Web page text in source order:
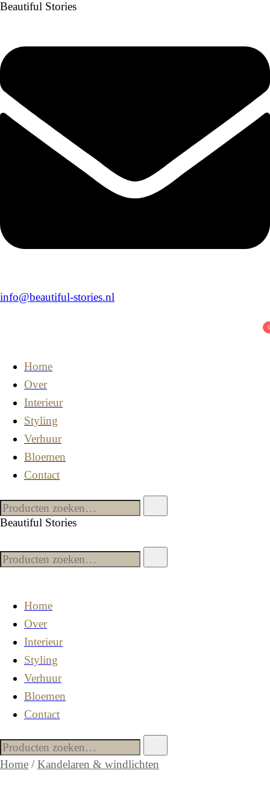
Beautiful Stories
info@beautiful-stories.nl
0
Home
Over
Interieur
Styling
Verhuur
Bloemen
Contact
Beautiful Stories
Home
Over
Interieur
Styling
Verhuur
Bloemen
Contact
Home / Kandelaren & windlichten